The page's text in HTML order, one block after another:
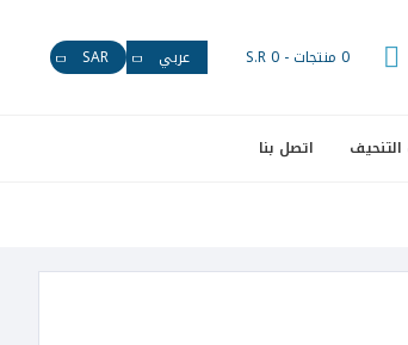
0 منتجات - S.R 0 عربي SAR
التنحيف اتصل بنا